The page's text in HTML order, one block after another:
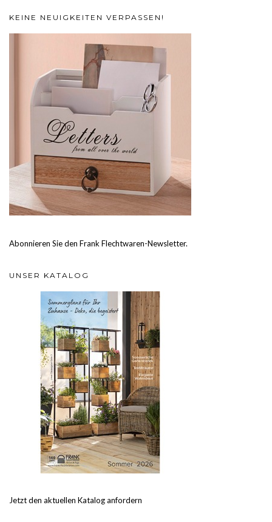
KEINE NEUIGKEITEN VERPASSEN!
Abonnieren Sie den Frank Flechtwaren-Newsletter.
UNSER KATALOG
Jetzt den aktuellen Katalog anfordern